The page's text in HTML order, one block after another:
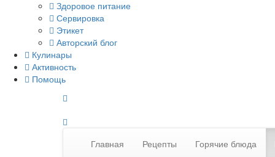
Здоровое питание
Сервировка
Этикет
Авторский блог
Кулинары
Активность
Помощь
Главная Рецепты Горячие блюда